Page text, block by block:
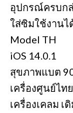
อุปกรณ์ครบก
ใส่ซิมใช้งานไ
Model TH
iOS 14.0.1
สุขภาพแบต
เครื่องศูนย์ไท
เครื่องเคลม เ